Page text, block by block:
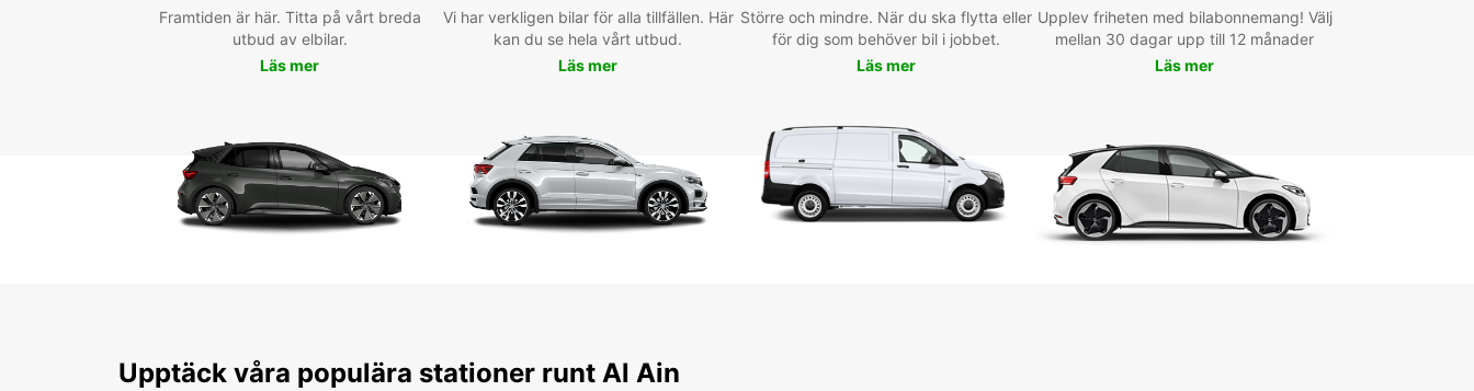
Al Jahili Fort och den natursköna Jebel Hafeet. Oavsett
om du är här för affärer eller nöje, har Europcar rätt
att välkomna dig och hjälpa dig att komma ut på
vägarna med ett leende på läpparna.
Framtiden är här. Titta på vårt breda
utbud av elbilar.
Läs mer
Vi har verkligen bilar för alla tillfällen. Här
kan du se hela vårt utbud.
Läs mer
Större och mindre. När du ska flytta eller
för dig som behöver bil i jobbet.
Läs mer
Upplev friheten med bilabonnemang! Välj
mellan 30 dagar upp till 12 månader
Läs mer
Upptäck våra populära stationer runt Al Ain